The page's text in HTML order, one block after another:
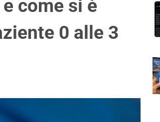
come si è
0 alle 3